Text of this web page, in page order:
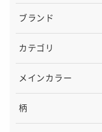
ブランド
カテゴリ
メインカラー
柄